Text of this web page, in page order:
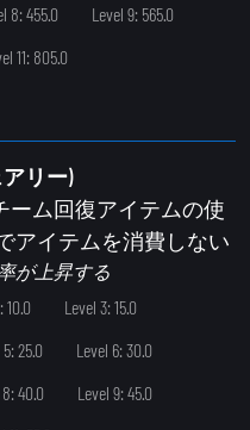
8: 455.0
Level 9: 565.0
11: 805.0
リー)
ーム回復アイテムの使
アイテムを消費しない
が上昇する
10.0
Level 3: 15.0
25.0
Level 6: 30.0
40.0
Level 9: 45.0